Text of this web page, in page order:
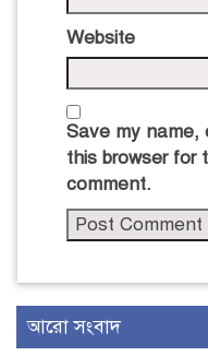
Website
Save my name,
this browser for
comment.
আরো সংবাদ